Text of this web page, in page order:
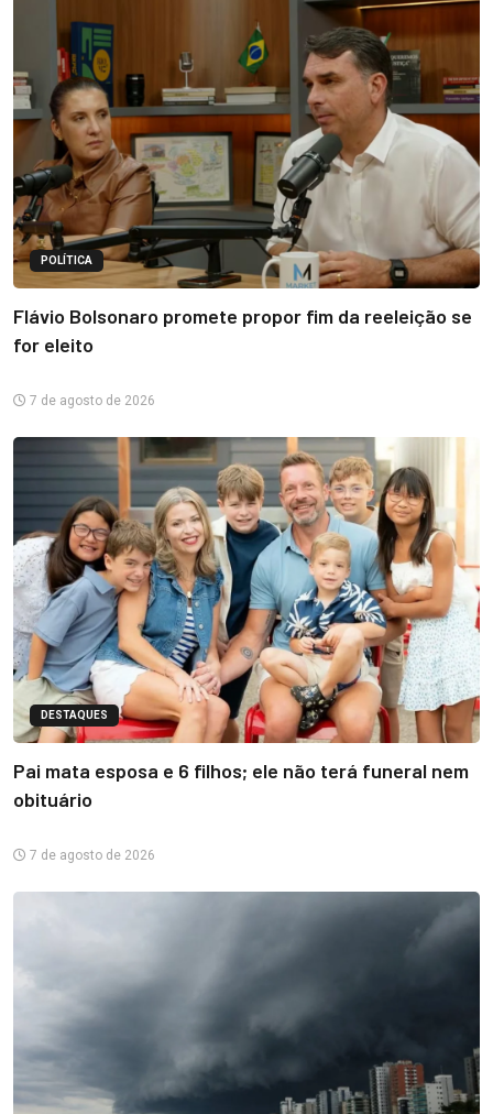
POLÍTICA
Flávio Bolsonaro promete propor fim da reeleição se
for eleito
7 de agosto de 2026
DESTAQUES
Pai mata esposa e 6 filhos; ele não terá funeral nem
obituário
7 de agosto de 2026